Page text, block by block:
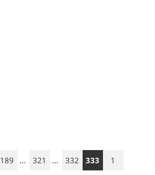
189 … 321 … 332 333 1